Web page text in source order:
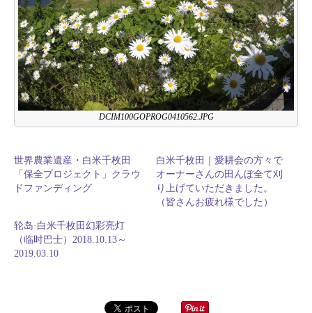
DCIM100GOPROG0410562.JPG
世界農業遺産・白米千枚田
「保全プロジェクト」クラウ
ドファンディング
白米千枚田｜愛耕会の方々で
オーナーさんの田んぼ全て刈
り上げていただきました。
（皆さんお疲れ様でした）
轮岛·白米千枚田幻彩亮灯
（临时巴士）2018.10.13～
2019.03.10